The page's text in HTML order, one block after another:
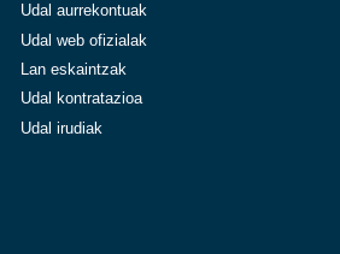
Udal aurrekontuak
Udal web ofizialak
Lan eskaintzak
Udal kontratazioa
Udal irudiak